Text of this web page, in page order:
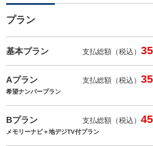
プラン
基本プラン 支払総額（税込）35
Aプラン 支払総額（税込）35
希望ナンバープラン
Bプラン 支払総額（税込）45
メモリーナビ＋地デジTV付プラン